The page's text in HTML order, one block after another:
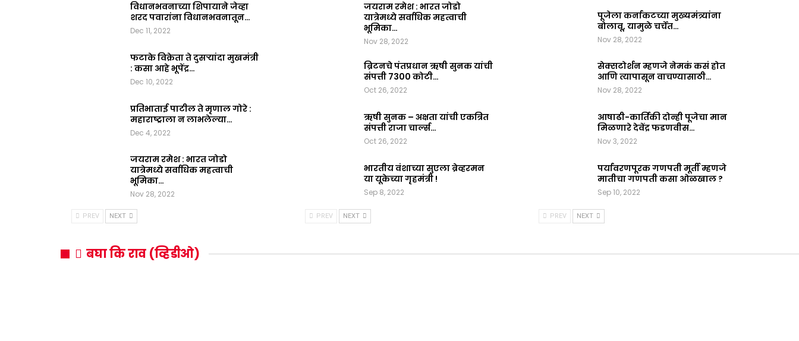
विधानभवनाच्या शिपायाने जेव्हा
शरद पवारांना विधानभवनातून…
Dec 11, 2022
फटाके विक्रेता ते दुसऱ्यांदा मुखमंत्री
: कसा आहे भूपेंद्र…
Dec 10, 2022
प्रतिभाताई पाटील ते मृणाल गोरे :
महाराष्ट्राला न लाभलेल्या…
Dec 4, 2022
जयराम रमेश : भारत जोडो
यात्रेमध्ये सर्वाधिक महत्वाची
भूमिका…
Nov 28, 2022
PREV NEXT
जयराम रमेश : भारत जोडो
यात्रेमध्ये सर्वाधिक महत्वाची
भूमिका…
Nov 28, 2022
ब्रिटनचे पंतप्रधान ऋषी सुनक यांची
संपत्ती 7300 कोटी…
Oct 26, 2022
ऋषी सुनक – अक्षता यांची एकत्रित
संपत्ती राजा चार्ल्स…
Oct 26, 2022
भारतीय वंशाच्या सुएला ब्रेव्हरमन
या यूकेच्या गृहमंत्री !
Sep 8, 2022
PREV NEXT
पूजेला कर्नाकटच्या मुख्यमंत्र्यांना
बोलावू, यामुळे चर्चेत…
Nov 28, 2022
सेक्सटोर्शन म्हणजे नेमकं कसं होत
आणि त्यापासून वाचण्यासाठी…
Nov 28, 2022
आषाढी-कार्तिकी दोन्ही पूजेचा मान
मिळणारे देवेंद्र फडणवीस…
Nov 3, 2022
पर्यावरणपूरक गणपती मूर्ती म्हणजे
मातीचा गणपती कसा ओळखाल ?
Sep 10, 2022
PREV NEXT
बघा कि राव (व्हिडीओ)